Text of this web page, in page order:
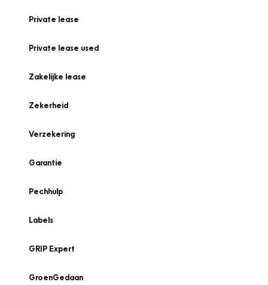
Private lease
Private lease used
Zakelijke lease
Zekerheid
Verzekering
Garantie
Pechhulp
Labels
GRIP Expert
GroenGedaan